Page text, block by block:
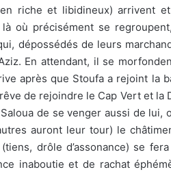
riche et libidineux) arrivent
là où précisément se
dépossédés de leurs
En attendant, il se
après que Stoufa a rejoint la
de rejoindre le Cap Vert et
Saloua de se venger aussi de
auront leur tour) le
drôle d’assonance) se
inaboutie et de rachat